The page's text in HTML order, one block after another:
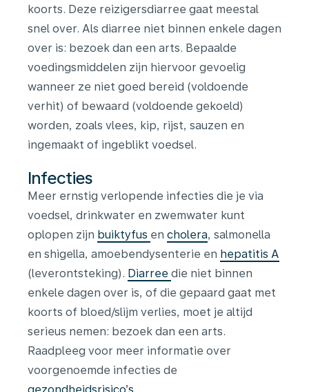
koorts. Deze reizigersdiarree gaat meestal
snel over. Als diarree niet binnen enkele dagen
over is: bezoek dan een arts. Bepaalde
voedingsmiddelen zijn hiervoor gevoelig
wanneer ze niet goed bereid (voldoende
verhit) of bewaard (voldoende gekoeld)
worden, zoals vlees, kip, rijst, sauzen en
ingemaakt of ingeblikt voedsel.
Infecties
Meer ernstig verlopende infecties die je via
voedsel, drinkwater en zwemwater kunt
oplopen zijn buiktyfus en cholera, salmonella
en shigella, amoebendysenterie en hepatitis A
(leverontsteking). Diarree die niet binnen
enkele dagen over is, of die gepaard gaat met
koorts of bloed/slijm verlies, moet je altijd
serieus nemen: bezoek dan een arts.
Raadpleeg voor meer informatie over
voorgenoemde infecties de